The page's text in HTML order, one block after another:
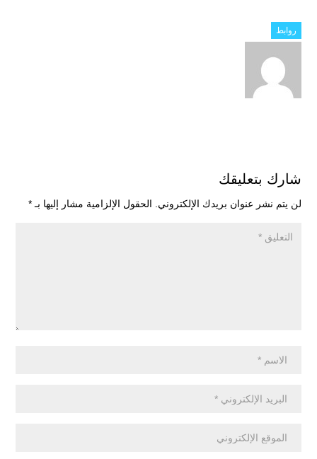
روابط
شارك بتعليقك
لن يتم نشر عنوان بريدك الإلكتروني. الحقول الإلزامية مشار إليها بـ *